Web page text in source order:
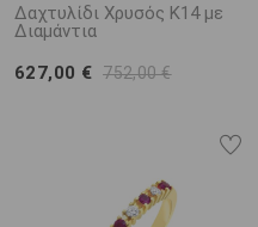
Δαχτυλίδι Χρυσός K14 με
Διαμάντια
627,00 € 752,00 €